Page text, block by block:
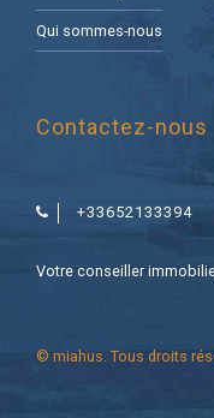
Qui sommes-nous
Contactez-nous
+33652133394
Votre conseiller
© miahus. Tous droits